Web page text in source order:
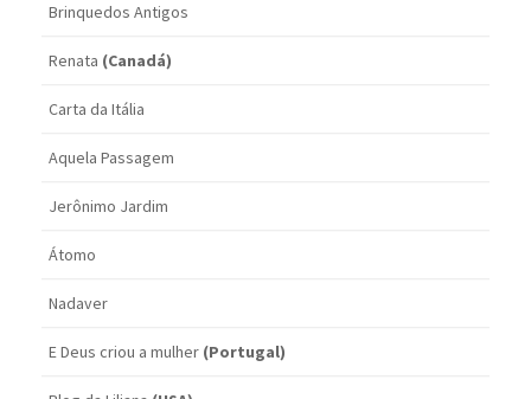
Brinquedos Antigos
Renata (Canadá)
Carta da Itália
Aquela Passagem
Jerônimo Jardim
Átomo
Nadaver
E Deus criou a mulher (Portugal)